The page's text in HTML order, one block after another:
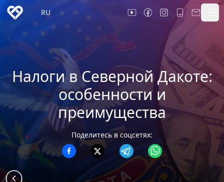
RU
Налоги в Северной Дакоте:
особенности и
преимущества
Поделитесь в соцсетях: